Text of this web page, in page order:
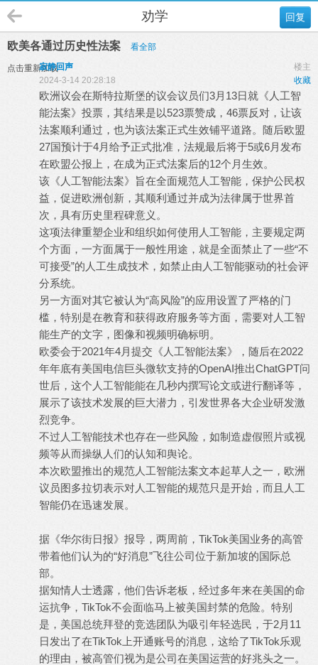
回复
劝学
欧美各通过历史性法案 看全部
点击重新加载 楼主
寂静回声
收藏
2024-3-14 20:28:18
欧洲议会在斯特拉斯堡的议会议员们3月13日就《人工智
能法案》投票，其结果是以523票赞成，46票反对，让该
法案顺利通过，也为该法案正式生效铺平道路。随后欧盟
27国预计于4月给予正式批准，法规最后将于5或6月发布
在欧盟公报上，在成为正式法案后的12个月生效。
该《人工智能法案》旨在全面规范人工智能，保护公民权
益，促进欧洲创新，其顺利通过并成为法律属于世界首
次，具有历史里程碑意义。
这项法律重塑企业和组织如何使用人工智能，主要规定两
个方面，一方面属于一般性用途，就是全面禁止了一些“不
可接受”的人工生成技术，如禁止由人工智能驱动的社会评
分系统。
另一方面对其它被认为“高风险”的应用设置了严格的门
槛，特别是在教育和获得政府服务等方面，需要对人工智
能生产的文字，图像和视频明确标明。
欧委会于2021年4月提交《人工智能法案》，随后在2022
年年底有美国电信巨头微软支持的OpenAI推出ChatGPT问
世后，这个人工智能能在几秒内撰写论文或进行翻译等，
展示了该技术发展的巨大潜力，引发世界各大企业研发激
烈竞争。
不过人工智能技术也存在一些风险，如制造虚假照片或视
频等从而操纵人们的认知和舆论。
本次欧盟推出的规范人工智能法案文本起草人之一，欧洲
议员图多拉切表示对人工智能的规范只是开始，而且人工
智能仍在迅速发展。
据《华尔街日报》报导，两周前，TikTok美国业务的高管
带着他们认为的“好消息”飞往公司位于新加坡的国际总
部。
据知情人士透露，他们告诉老板，经过多年来在美国的命
运抗争，TikTok不会面临马上被美国封禁的危险。特别
是，美国总统拜登的竞选团队为吸引年轻选民，于2月11
日发出了在TikTok上开通账号的消息，这给了TikTok乐观
的理由，被高管们视为是公司在美国运营的好兆头之一。